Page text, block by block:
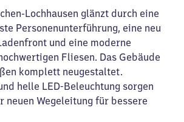
Lochhausen glänzt durch eine
Personenunterführung, eine neu
und eine moderne
Fliesen. Das Gebäude
komplett neugestaltet.
helle LED-Beleuchtung sorgen
neuen Wegeleitung für bessere